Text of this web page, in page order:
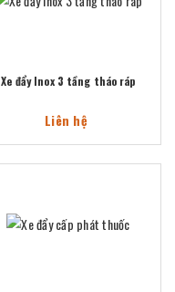
Xe đẩy Inox 3 tầng tháo ráp
Liên hệ